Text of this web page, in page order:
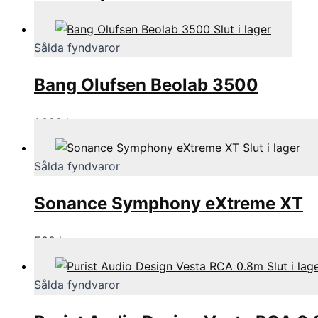
Slut i lager
Sålda fyndvaror
Bang Olufsen Beolab 3500
1,000 kr
Slut i lager
Sålda fyndvaror
Sonance Symphony eXtreme XT
500 kr
Slut i
Sålda fyndvaror